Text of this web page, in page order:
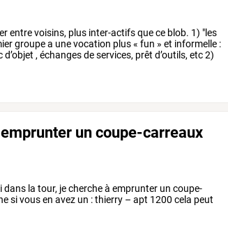
entrevoisins, plus inter-actifsquece blob. 1) "les
groupea unevocation plus« fun » et informelle :
d’objet , échangesdeservices, prêt d’outils, etc2)
un coupe-carreaux
la tour, je cherche à emprunter un coupe-
si vous en avez un : thierry – apt 1200 cela peut